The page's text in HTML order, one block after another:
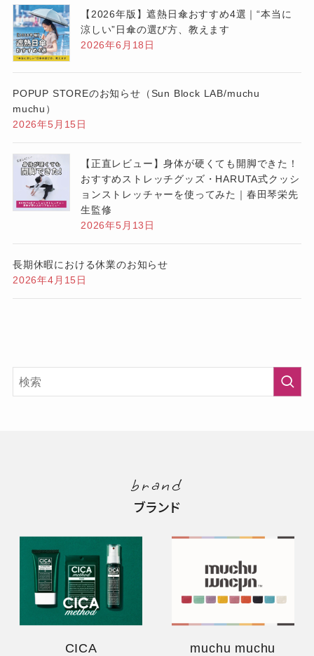
【2026年版】遮熱日傘おすすめ4選｜“本当に
涼しい”日傘の選び方、教えます
2026年6月18日
POPUP STOREのお知らせ（Sun Block LAB/muchu
muchu）
2026年5月15日
【正直レビュー】身体が硬くても開脚できた！
おすすめストレッチグッズ・HARUTA式クッシ
ョンストレッチャーを使ってみた｜春田琴栄先
生監修
2026年5月13日
長期休暇における休業のお知らせ
2026年4月15日
brand
ブランド
CICA muchu muchu